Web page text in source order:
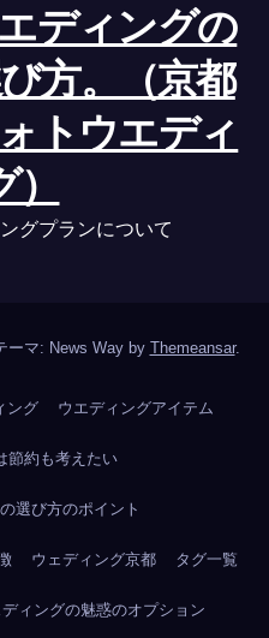
ディングの
方。（京都
トウエディ
グプランについて
ーマ: News Way by Themeansar.
ング ウエディングアイテム
節約も考えたい
選び方のポイント
ウェディング京都 タグ一覧
ィングの魅惑のオプション